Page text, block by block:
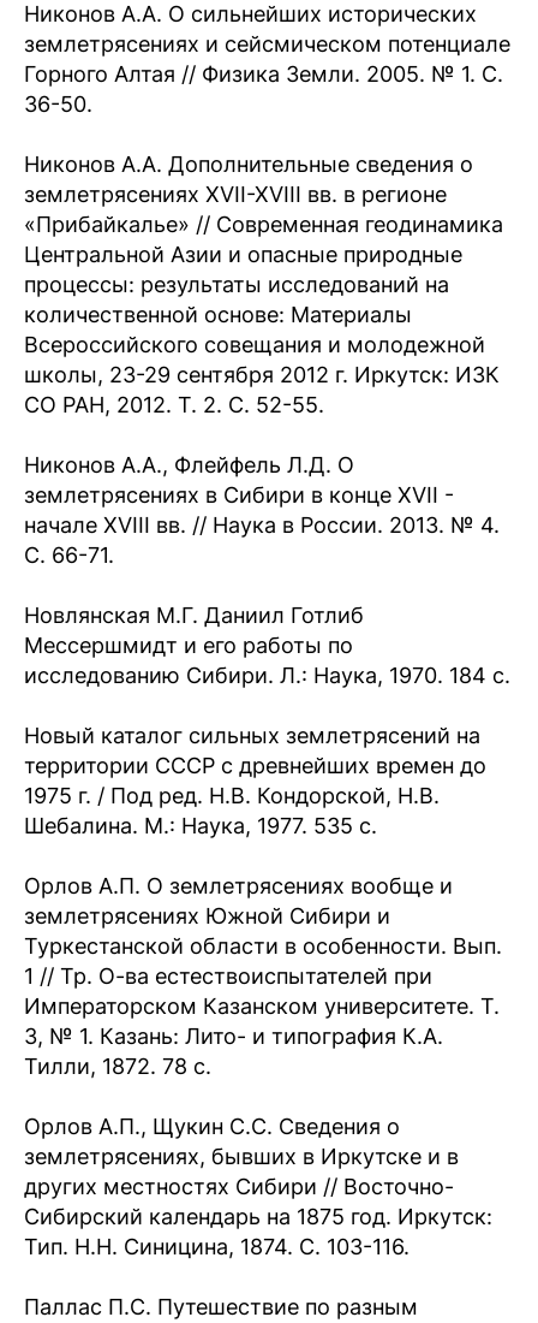
Никонов А.А. О сильнейших исторических
землетрясениях и сейсмическом потенциале
Горного Алтая // Физика Земли. 2005. № 1. С.
36-50.
Никонов А.А. Дополнительные сведения о
землетрясениях XVII-XVIII вв. в регионе
«Прибайкалье» // Современная геодинамика
Центральной Азии и опасные природные
процессы: результаты исследований на
количественной основе: Материалы
Всероссийского совещания и молодежной
школы, 23-29 сентября 2012 г. Иркутск: ИЗК
СО РАН, 2012. Т. 2. С. 52-55.
Никонов А.А., Флейфель Л.Д. О
землетрясениях в Сибири в конце XVII -
начале XVIII вв. // Наука в России. 2013. № 4.
C. 66-71.
Новлянская М.Г. Даниил Готлиб
Мессершмидт и его работы по
исследованию Сибири. Л.: Наука, 1970. 184 с.
Новый каталог сильных землетрясений на
территории СССР с древнейших времен до
1975 г. / Под ред. Н.В. Кондорской, Н.В.
Шебалина. М.: Наука, 1977. 535 с.
Орлов А.П. О землетрясениях вообще и
землетрясениях Южной Cибиpи и
Туркестанской области в особенности. Вып.
1 // Тр. О-ва естествоиспытателей при
Императорском Казанском университете. Т.
3, № 1. Казань: Лито- и типография К.А.
Тилли, 1872. 78 c.
Орлов А.П., Щукин С.С. Сведения о
землетрясениях, бывших в Иркутске и в
других местностях Сибири // Восточно-
Сибирский календарь на 1875 год. Иркутск:
Тип. Н.Н. Синицина, 1874. С. 103-116.
Паллас П.С. Путешествие по разным